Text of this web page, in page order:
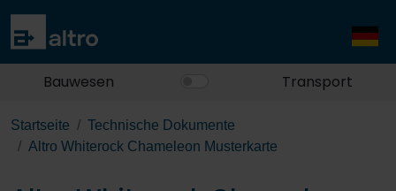
Bauwesen Transport
Startseite
Technische Dokumente
Altro Whiterock Chameleon Musterkarte